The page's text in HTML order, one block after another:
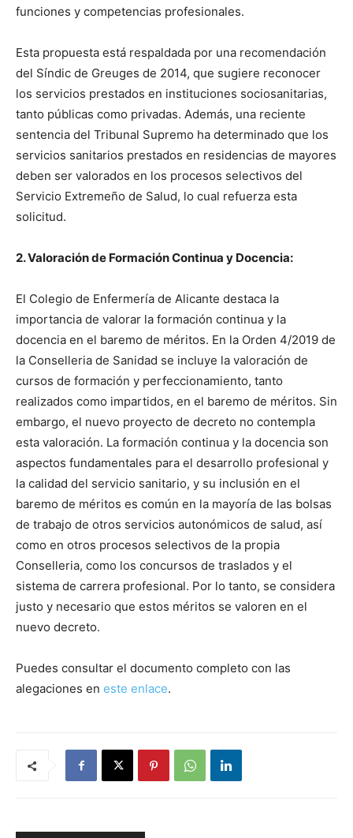
funciones y competencias profesionales.
Esta propuesta está respaldada por una recomendación
del Síndic de Greuges de 2014, que sugiere reconocer
los servicios prestados en instituciones sociosanitarias,
tanto públicas como privadas. Además, una reciente
sentencia del Tribunal Supremo ha determinado que los
servicios sanitarios prestados en residencias de mayores
deben ser valorados en los procesos selectivos del
Servicio Extremeño de Salud, lo cual refuerza esta
solicitud.
2. Valoración de Formación Continua y Docencia:
El Colegio de Enfermería de Alicante destaca la
importancia de valorar la formación continua y la
docencia en el baremo de méritos. En la Orden 4/2019 de
la Conselleria de Sanidad se incluye la valoración de
cursos de formación y perfeccionamiento, tanto
realizados como impartidos, en el baremo de méritos. Sin
embargo, el nuevo proyecto de decreto no contempla
esta valoración. La formación continua y la docencia son
aspectos fundamentales para el desarrollo profesional y
la calidad del servicio sanitario, y su inclusión en el
baremo de méritos es común en la mayoría de las bolsas
de trabajo de otros servicios autonómicos de salud, así
como en otros procesos selectivos de la propia
Conselleria, como los concursos de traslados y el
sistema de carrera profesional. Por lo tanto, se considera
justo y necesario que estos méritos se valoren en el
nuevo decreto.
Puedes consultar el documento completo con las
alegaciones en este enlace.